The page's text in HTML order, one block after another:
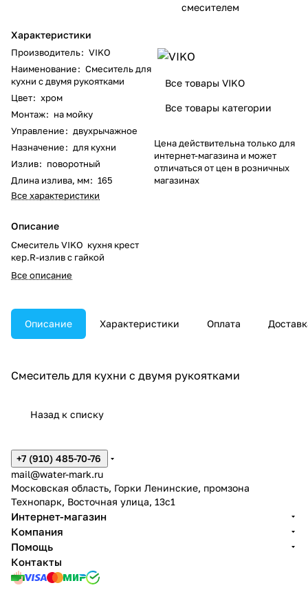
Характеристики
Производитель: VIKO
Наименование: Смеситель для
кухни с двумя рукоятками
Цвет: хром
Монтаж: на мойку
Управление: двухрычажное
Назначение: для кухни
Излив: поворотный
Длина излива, мм: 165
Все характеристики
Описание
Смеситель VIKO кухня крест
кер.R-излив с гайкой
Все описание
смесителем
Все товары VIKO
Все товары категории
Цена действительна только для
интернет-магазина и может
отличаться от цен в розничных
магазинах
Описание Характеристики Оплата
Смеситель для кухни с двумя рукоятками
Назад к списку
+7 (910) 485-70-76
mail@water-mark.ru
Московская область, Горки Ленинские, промзона
Технопарк, Восточная улица, 13с1
Интернет-магазин
Компания
Помощь
Контакты